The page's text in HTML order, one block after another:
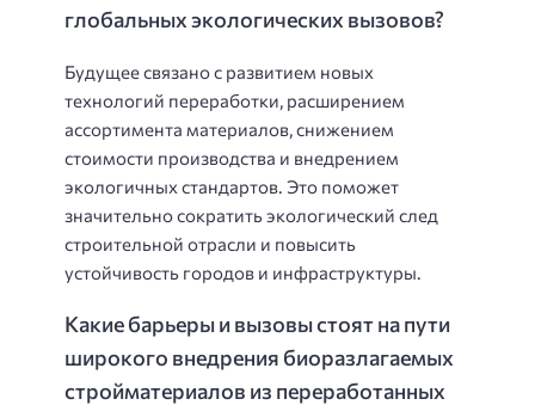
глобальных экологических вызовов?
Будущее связано с развитием новых
технологий переработки, расширением
ассортимента материалов, снижением
стоимости производства и внедрением
экологичных стандартов. Это поможет
значительно сократить экологический след
строительной отрасли и повысить
устойчивость городов и инфраструктуры.
Какие барьеры и вызовы стоят на пути
широкого внедрения биоразлагаемых
стройматериалов из переработанных